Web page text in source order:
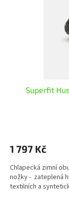
Superfit
1 797 Kč
Chlapecká zimní
nožky - zateplená
textilních a